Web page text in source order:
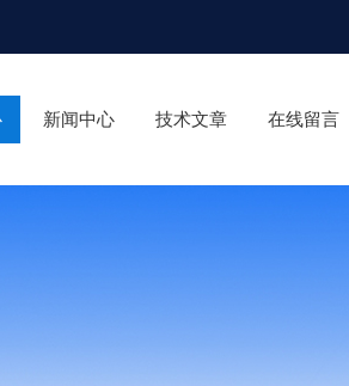
新闻中心 技术文章 在线留言